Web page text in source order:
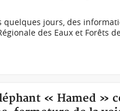
quelques jours, des
des Eaux et Forêts
« Hamed »